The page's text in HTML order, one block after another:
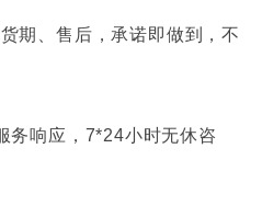
货期、售后，承诺即做到，不
务响应，7*24小时无休咨